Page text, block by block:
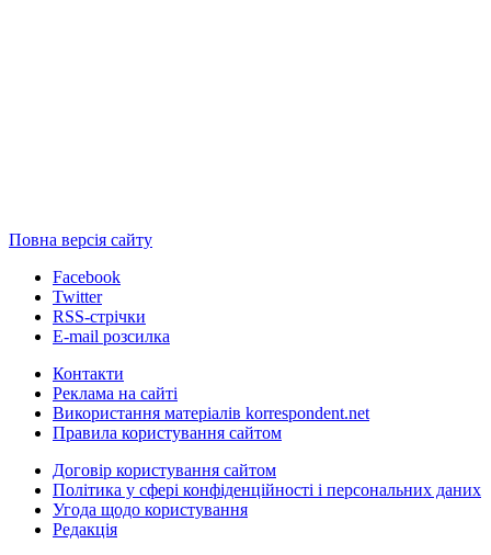
Повна версія сайту
Facebook
Twitter
RSS-стрічки
E-mail розсилка
Контакти
Реклама на сайті
Використання матеріалів korrespondent.net
Правила користування сайтом
Договір користування сайтом
Політика у сфері конфіденційності і персональних даних
Угода щодо користування
Редакція